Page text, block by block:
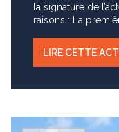
la signature de l’acte
raisons : La première, c’est que le montant de
imposable en
calculs des frais
n’endommage pas le
LIRE CETTE